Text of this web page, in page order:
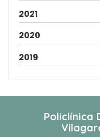
2021
2020
2019
Policlínica